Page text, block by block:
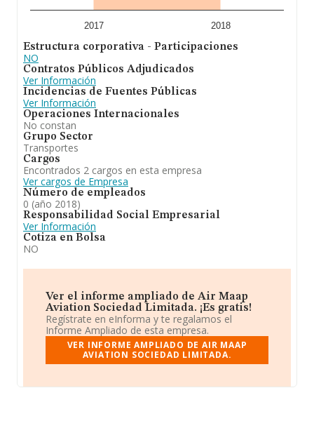
2017 2018
Estructura corporativa - Participaciones
NO
Contratos Públicos Adjudicados
Ver Información
Incidencias de Fuentes Públicas
Ver Información
Operaciones Internacionales
No constan
Grupo Sector
Transportes
Cargos
Encontrados 2 cargos en esta empresa
Ver cargos de Empresa
Número de empleados
0 (año 2018)
Responsabilidad Social Empresarial
Ver Información
Cotiza en Bolsa
NO
Ver el informe ampliado de Air Maap
Aviation Sociedad Limitada. ¡Es gratis!
Regístrate en eInforma y te regalamos el
Informe Ampliado de esta empresa.
VER INFORME AMPLIADO DE AIR MAAP
AVIATION SOCIEDAD LIMITADA.